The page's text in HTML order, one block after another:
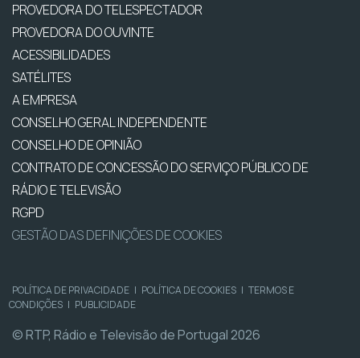
PROVEDORA DO TELESPECTADOR
PROVEDORA DO OUVINTE
ACESSIBILIDADES
SATÉLITES
A EMPRESA
CONSELHO GERAL INDEPENDENTE
CONSELHO DE OPINIÃO
CONTRATO DE CONCESSÃO DO SERVIÇO PÚBLICO DE
RÁDIO E TELEVISÃO
RGPD
GESTÃO DAS DEFINIÇÕES DE COOKIES
POLÍTICA DE PRIVACIDADE | POLÍTICA DE COOKIES | TERMOS E
CONDIÇÕES | PUBLICIDADE
© RTP, Rádio e Televisão de Portugal 2026